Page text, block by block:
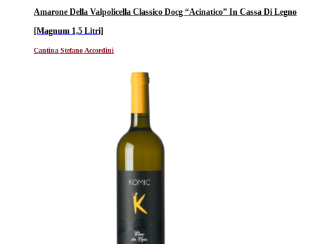
Amarone Della Valpolicella Classico Docg “Acinatico” In Cassa Di Legno
[Magnum 1,5 Litri]
Cantina Stefano Accordini